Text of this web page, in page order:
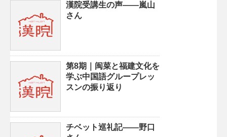
漢院受講生の声——嵐山
さん
第8期｜闽菜と福建文化を
学ぶ中国語グループレッ
スンの振り返り
チベット巡礼記——野口